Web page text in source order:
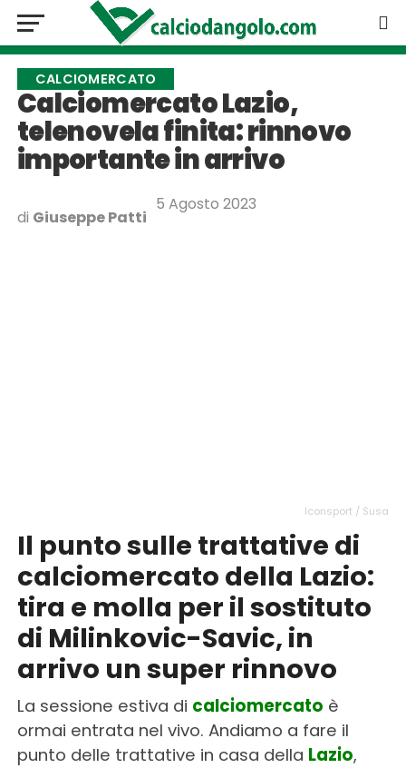
CALCIOMERCATO
Calciomercato Lazio,
telenovela finita: rinnovo
importante in arrivo
di Giuseppe Patti
5 Agosto 2023
Iconsport / Susa
Il punto sulle trattative di
calciomercato della Lazio:
tira e molla per il sostituto
di Milinkovic-Savic, in
arrivo un super rinnovo
La sessione estiva di calciomercato è
ormai entrata nel vivo. Andiamo a fare il
punto delle trattative in casa della Lazio,